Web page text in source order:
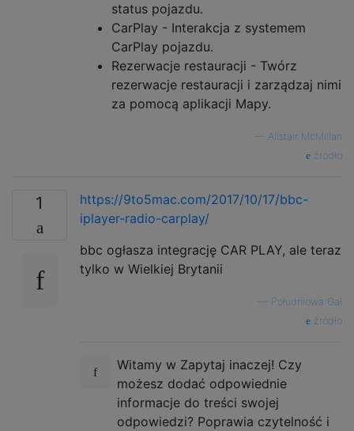
status pojazdu.
CarPlay - Interakcja z systemem
CarPlay pojazdu.
Rezerwacje restauracji - Twórz
rezerwacje restauracji i zarządzaj nimi
za pomocą aplikacji Mapy.
Alistair McMillan
źródło
1
https://9to5mac.com/2017/10/17/bbc-
iplayer-radio-carplay/
bbc ogłasza integrację CAR PLAY, ale teraz
tylko w Wielkiej Brytanii
Południowa Gal
źródło
Witamy w Zapytaj inaczej! Czy
możesz dodać odpowiednie
informacje do treści swojej
odpowiedzi? Poprawia czytelność i